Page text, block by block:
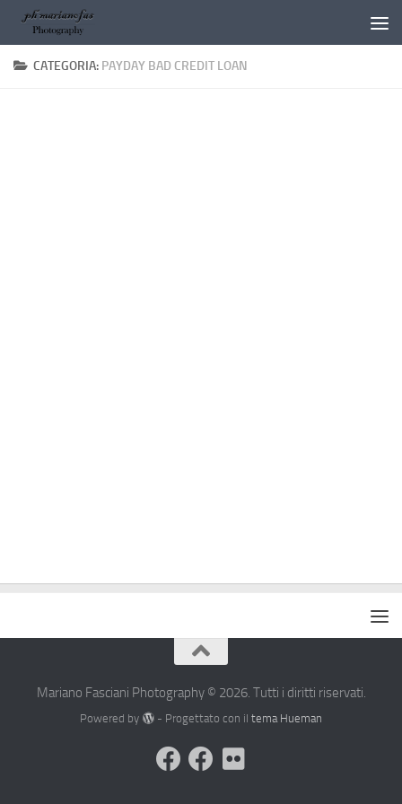
Salta al contenuto
CATEGORIA: PAYDAY BAD CREDIT LOAN
Mariano Fasciani Photography © 2026. Tutti i diritti riservati.
Powered by - Progettato con il tema Hueman